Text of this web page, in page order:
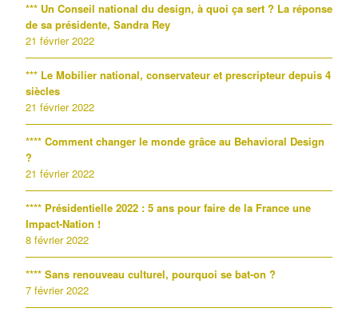
*** Un Conseil national du design, à quoi ça sert ? La réponse
de sa présidente, Sandra Rey
21 février 2022
*** Le Mobilier national, conservateur et prescripteur depuis 4
siècles
21 février 2022
**** Comment changer le monde grâce au Behavioral Design
?
21 février 2022
**** Présidentielle 2022 : 5 ans pour faire de la France une
Impact-Nation !
8 février 2022
**** Sans renouveau culturel, pourquoi se bat-on ?
7 février 2022